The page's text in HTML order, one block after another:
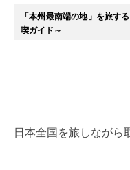
「本州最南端の地」を旅す
喫ガイド～
日本全国を旅しながら